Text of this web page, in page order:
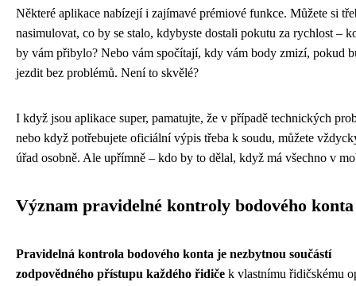
Některé aplikace nabízejí i zajímavé prémiové funkce. Můžete si
nasimulovat, co by se stalo, kdybyste dostali pokutu za rychlost –
by vám přibylo? Nebo vám spočítají, kdy vám body zmizí, pokud
jezdit bez problémů. Není to skvělé?
I když jsou aplikace super, pamatujte, že v případě technických
nebo když potřebujete oficiální výpis třeba k soudu, můžete
úřad osobně. Ale upřímně – kdo by to dělal, když má všechno v
Význam pravidelné kontroly bodového konta
Pravidelná kontrola bodového konta je nezbytnou součástí
zodpovědného přístupu každého řidiče k vlastnímu řidičskému